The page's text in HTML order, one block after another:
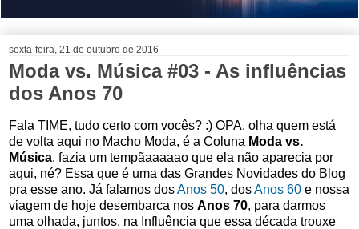
sexta-feira, 21 de outubro de 2016
Moda vs. Música #03 - As influências
dos Anos 70
Fala TIME, tudo certo com vocês? :) OPA, olha quem está
de volta aqui no Macho Moda, é a Coluna Moda vs.
Música, fazia um tempãaaaaao que ela não aparecia por
aqui, né? Essa que é uma das Grandes Novidades do Blog
pra esse ano. Já falamos dosAnos 50, dosAnos 60 e nossa
viagem de hoje desembarca nos Anos 70, para darmos
uma olhada, juntos, na Influência que essa década trouxe